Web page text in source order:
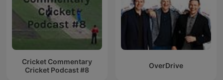
Cricket Commentary
Cricket Podcast #8
OverDrive